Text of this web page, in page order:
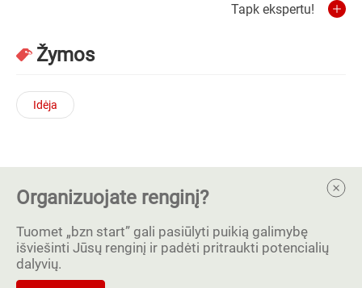
Tapk ekspertu!
Žymos
Idėja
Organizuojate renginį?
Tuomet „bzn start” gali pasiūlyti puikią galimybę
išviešinti Jūsų renginį ir padėti pritraukti potencialių
dalyvių.